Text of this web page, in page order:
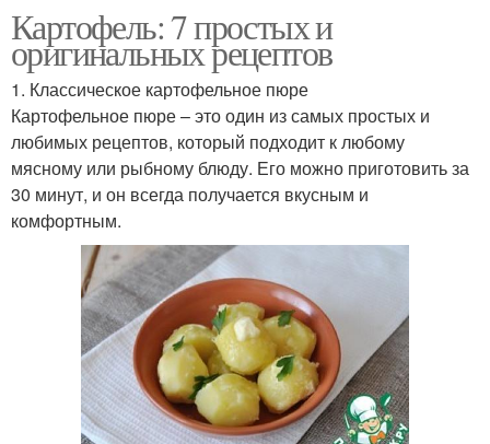
Картофель: 7 простых и
оригинальных рецептов
1. Классическое картофельное пюре
Картофельное пюре – это один из самых простых и
любимых рецептов, который подходит к любому
мясному или рыбному блюду. Его можно приготовить за
30 минут, и он всегда получается вкусным и
комфортным.